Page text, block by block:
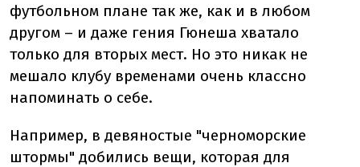
футбольном плане так же, как и в любом
другом – и даже гения Гюнеша хватало
только для вторых мест. Но это никак не
мешало клубу временами очень классно
напоминать о себе.
Например, в девяностые "черноморские
штормы" добились вещи, которая для